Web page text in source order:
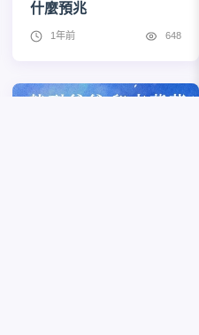
什麼預兆
1年前 648